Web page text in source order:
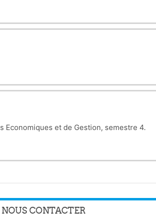
Economiques et de Gestion, semestre 4.
NOUS CONTACTER